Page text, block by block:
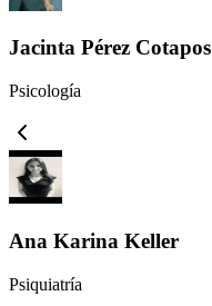
Jacinta Pérez Cotapos
Psicología
Ana Karina Keller
Psiquiatría